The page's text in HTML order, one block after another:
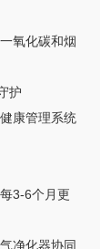
氧化碳和烟
护
康管理系统
3-6个月更
净化器协同